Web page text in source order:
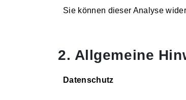
Sie können dieser Analyse
2. Allgemeine
Datenschutz